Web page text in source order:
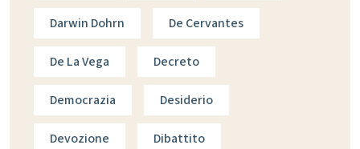
Darwin Dohrn De Cervantes
De La Vega Decreto
Democrazia Desiderio
Devozione Dibattito